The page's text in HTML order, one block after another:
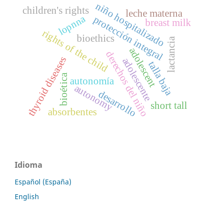
bioética autonomíaderechos del niño
protección integral
adolescente
bioethics
autonomy
rights of the child adolescent
lopnna niño hospitalizado
children's rights
lactancia
leche materna
breast milk
thyroid diseases talla baja
short tall
desarrollo
absorbentes
Idioma
Español (España)
English